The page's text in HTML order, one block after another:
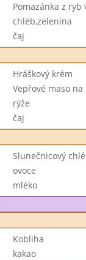
Pomazánka z ryb
chléb,zelenina
čaj
Hráškový krém
Vepřové maso na
rýže
čaj
Slunečnicový
ovoce
mléko
Kobliha
kakao